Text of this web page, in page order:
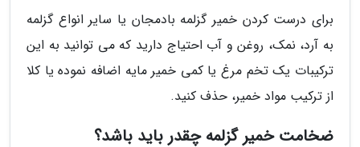
برای درست کردن خمیر گزلمه بادمجان یا سایر انواع گزلمه
به آرد، نمک، روغن و آب احتیاج دارید که می توانید به این
ترکیبات یک تخم مرغ یا کمی خمیر مایه اضافه نموده یا کلا
از ترکیب مواد خمیر، حذف کنید.
ضخامت خمیر گزلمه چقدر باید باشد؟